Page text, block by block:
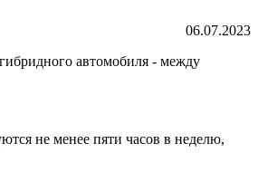
06.07.2023
автомобиля - между
не менее пяти часов в неделю,